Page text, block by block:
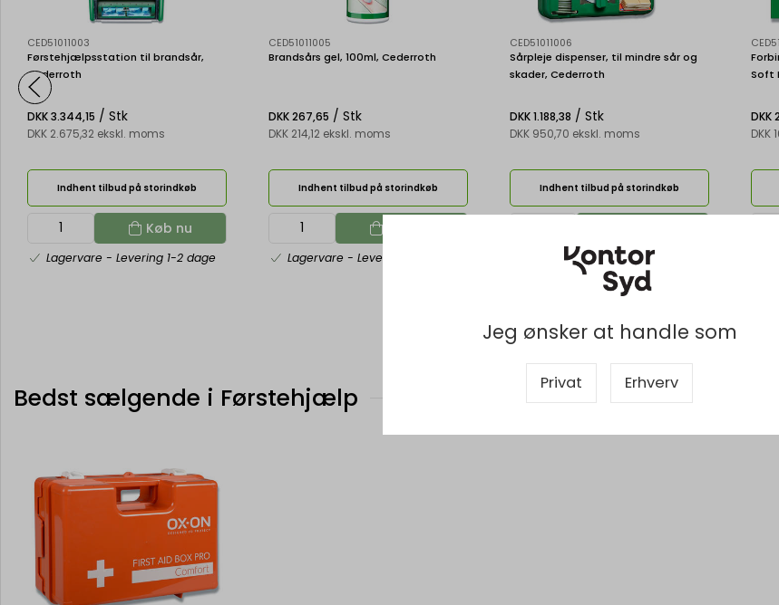
Jeg ønsker at handle som
Privat Erhverv
CED51011003
Førstehjælpsstation til brandsår,
Cederroth
DKK 3.344,15 / Stk
DKK 2.675,32 ekskl. moms
Indhent tilbud på storindkøb
Køb nu
Lagervare - Levering 1-2 dage
CED51011005
Brandsårs gel, 100ml, Cederroth
DKK 267,65 / Stk
DKK 214,12 ekskl. moms
Indhent tilbud på storindkøb
Lagervare - Levering 1-2 dage
CED51011006
Sårpleje dispenser, til mindre sår og
skader, Cederroth
DKK 1.188,38 / Stk
DKK 950,70 ekskl. moms
Indhent tilbud på storindkøb
Lagervare- Levering 1-2 dage
Soft
DKK
DKK
Bedst sælgende i Førstehjælp